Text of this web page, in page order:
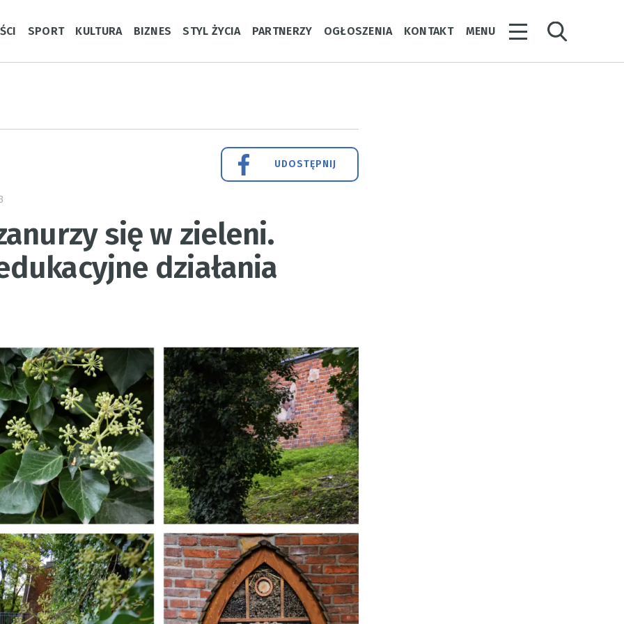
SPORT KULTURA BIZNES STYL ŻYCIA PARTNERZY OGŁOSZENIA KONTAKT MENU
UDOSTĘPNIJ
się w zieleni.
działania